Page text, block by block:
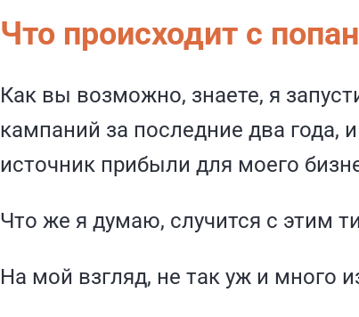
Что происходит с
Как вы возможно, знаете, я
кампаний за последние два года,
источник прибыли для моего
Что же я думаю, случится с этим
На мой взгляд, не так уж и много